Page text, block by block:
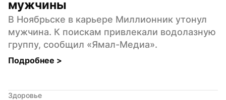
мужчины
В Ноябрьске в карьере Миллионник утонул
мужчина. К поискам привлекали водолазную
группу, сообщил «Ямал-Медиа».
Подробнее >
Здоровье